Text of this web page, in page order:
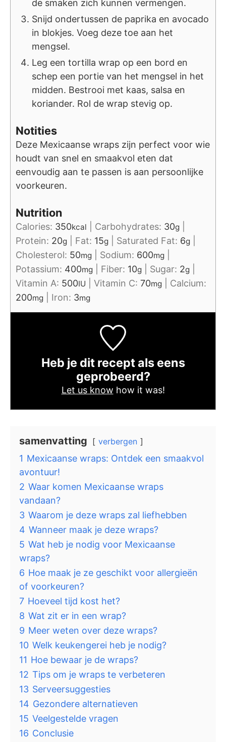
de smaken zich kunnen vermengen.
Snijd ondertussen de paprika en avocado
in blokjes. Voeg deze toe aan het
mengsel.
Leg een tortilla wrap op een bord en
schep een portie van het mengsel in het
midden. Bestrooi met kaas, salsa en
koriander. Rol de wrap stevig op.
Notities
Deze Mexicaanse wraps zijn perfect voor wie
houdt van snel en smaakvol eten dat
eenvoudig aan te passen is aan persoonlijke
voorkeuren.
Nutrition
Calories: 350kcal Carbohydrates: 30g
Protein: 20g Fat: 15g Saturated Fat: 6g
Cholesterol: 50mg Sodium: 600mg
Potassium: 400mg Fiber: 10g Sugar: 2g
Vitamin A: 500IU Vitamin C: 70mg
Calcium:
200mg Iron: 3mg
Heb je dit recept als eens
geprobeerd?
Let us know how it was!
samenvatting verbergen
1 Mexicaanse wraps: Ontdek een smaakvol
avontuur!
2 Waar komen Mexicaanse wraps
vandaan?
3 Waarom je deze wraps zal liefhebben
4 Wanneer maak je deze wraps?
5 Wat heb je nodig voor Mexicaanse
wraps?
6 Hoe maak je ze geschikt voor allergieën
of voorkeuren?
7 Hoeveel tijd kost het?
8 Wat zit er in een wrap?
9 Meer weten over deze wraps?
10 Welk keukengerei heb je nodig?
11 Hoe bewaar je de wraps?
12 Tips om je wraps te verbeteren
13 Serveersuggesties
14 Gezondere alternatieven
15 Veelgestelde vragen
16 Conclusie